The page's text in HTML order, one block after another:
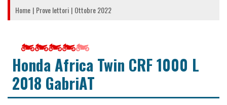
Home Prove lettori Ottobre 2022
Honda Africa Twin CRF 1000 L
2018 GabriAT